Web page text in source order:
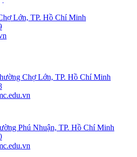
Lớn, TP. Hồ Chí Minh
Chợ Lớn, TP. Hồ Chí Minh
Phú Nhuận, TP. Hồ Chí Minh